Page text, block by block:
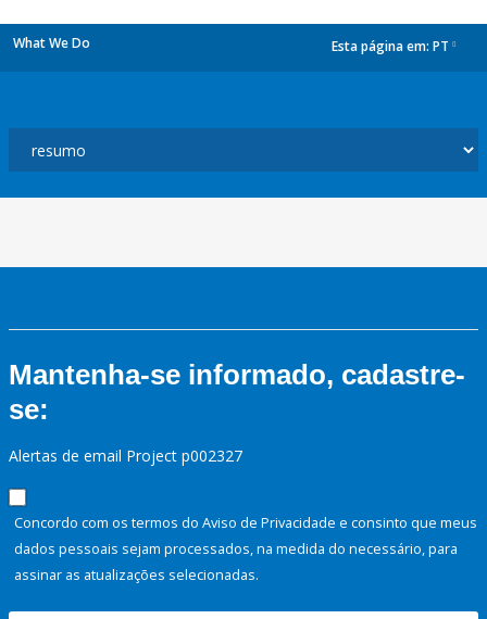
What We Do Esta página em: PT
Mantenha-se informado, cadastre-
se:
Alertas de email Project p002327
Concordo com os termos do Aviso de Privacidade e consinto que meus
dados pessoais sejam processados, na medida do necessário, para
assinar as atualizações selecionadas.